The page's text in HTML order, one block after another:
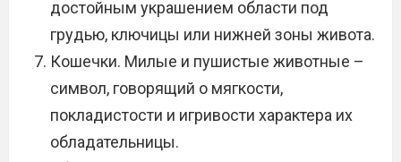
достойным украшением области под
грудью, ключицы или нижней зоны живота.
Кошечки. Милые и пушистые животные –
символ, говорящий о мягкости,
покладистости и игривости характера их
обладательницы.